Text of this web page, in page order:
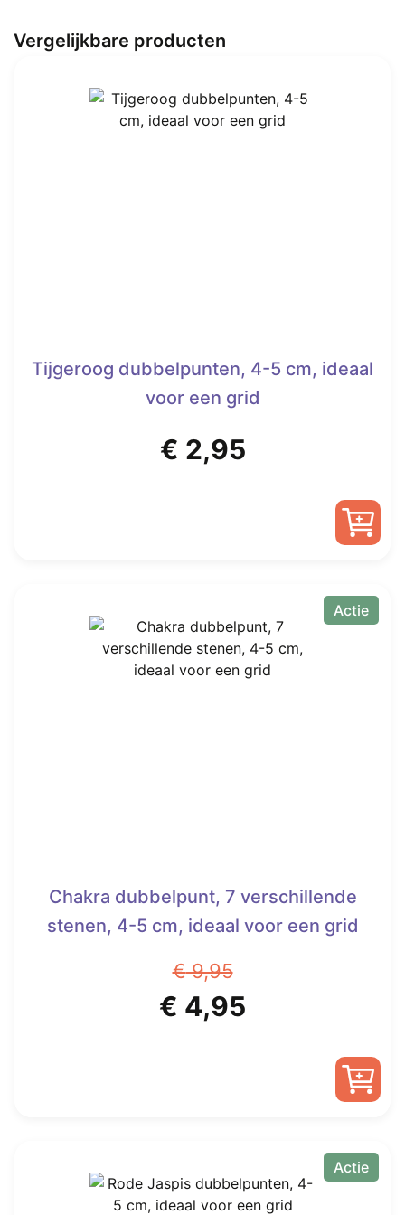
Vergelijkbare producten
Tijgeroog dubbelpunten, 4-5 cm, ideaal
voor een grid
€ 2,95
Actie
Chakra dubbelpunt, 7 verschillende
stenen, 4-5 cm, ideaal voor een grid
€9,95
Oorspronkelijke
€ 4,95
Actie